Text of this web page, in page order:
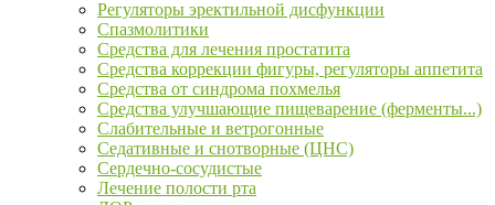
Регуляторы эректильной дисфункции
Спазмолитики
Средства для лечения простатита
Средства коррекции фигуры, регуляторы аппетита
Средства от синдрома похмелья
Средства улучшающие пищеварение (ферменты...)
Слабительные и ветрогонные
Седативные и снотворные (ЦНС)
Сердечно-сосудистые
Лечение полости рта